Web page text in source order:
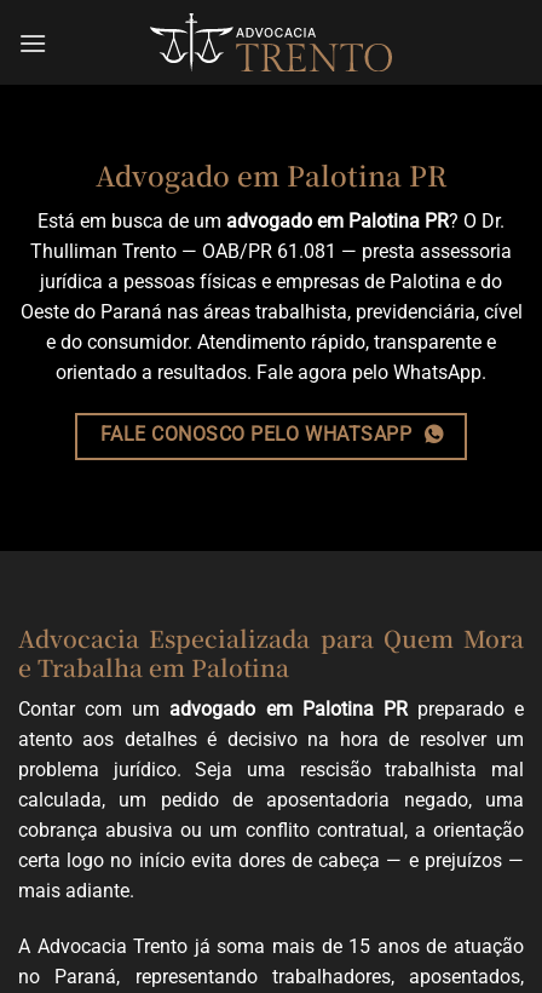
Advogado em Palotina PR
Está em busca de um advogado em Palotina PR? O Dr.
Thulliman Trento — OAB/PR 61.081 — presta assessoria
jurídica a pessoas físicas e empresas de Palotina e do
Oeste do Paraná nas áreas trabalhista, previdenciária, cível
e do consumidor. Atendimento rápido, transparente e
orientado a resultados. Fale agora pelo WhatsApp.
FALE CONOSCO PELO WHATSAPP
Advocacia Especializada para Quem Mora
e Trabalha em Palotina
Contar com um advogado em Palotina PRpreparado e
atento aos detalhes é decisivo na hora de resolver um
problema jurídico. Seja uma rescisão trabalhista mal
calculada, um pedido de aposentadoria negado, uma
cobrança abusiva ou um conflito contratual, a orientação
certa logo no início evita dores de cabeça — e prejuízos —
mais adiante.
A Advocacia Trento já soma mais de 15 anos de atuação
no Paraná, representando trabalhadores, aposentados,